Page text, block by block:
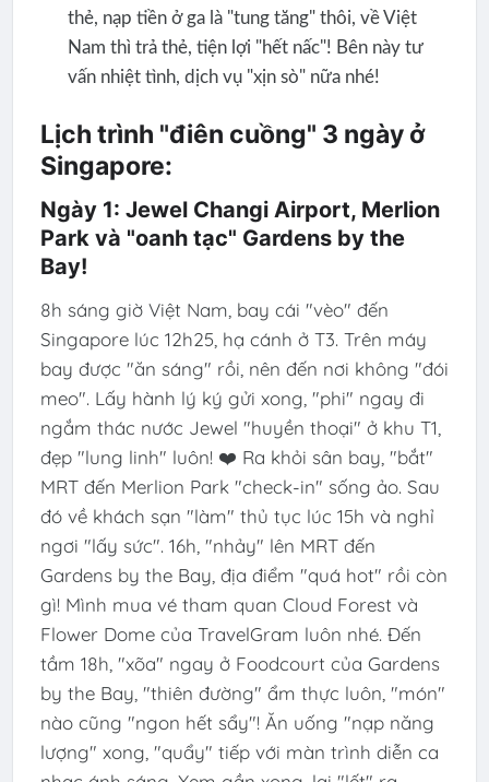
thẻ, nạp tiền ở ga là "tung tăng" thôi, về Việt
Nam thì trả thẻ, tiện lợi "hết nấc"! Bên này tư
vấn nhiệt tình, dịch vụ "xịn sò" nữa nhé!
Lịch trình "điên cuồng" 3 ngày ở
Singapore:
Ngày 1: Jewel Changi Airport, Merlion
Park và "oanh tạc" Gardens by the
Bay!
8h sáng giờ Việt Nam, bay cái "vèo" đến
Singapore lúc 12h25, hạ cánh ở T3. Trên máy
bay được "ăn sáng" rồi, nên đến nơi không "đói
meo". Lấy hành lý ký gửi xong, "phi" ngay đi
ngắm thác nước Jewel "huyền thoại" ở khu T1,
đẹp "lung linh" luôn! ❤️ Ra khỏi sân bay, "bắt"
MRT đến Merlion Park "check-in" sống ảo. Sau
đó về khách sạn "làm" thủ tục lúc 15h và nghỉ
ngơi "lấy sức". 16h, "nhảy" lên MRT đến
Gardens by the Bay, địa điểm "quá hot" rồi còn
gì! Mình mua vé tham quan Cloud Forest và
Flower Dome của TravelGram luôn nhé. Đến
tầm 18h, "xõa" ngay ở Foodcourt của Gardens
by the Bay, "thiên đường" ẩm thực luôn, "món"
nào cũng "ngon hết sẩy"! Ăn uống "nạp năng
lượng" xong, "quẩy" tiếp với màn trình diễn ca